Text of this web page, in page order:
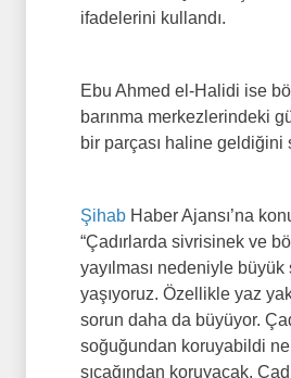
ifadelerini kullandı.
Ebu Ahmed el-Halidi ise
barınma merkezlerindeki
bir parçası haline geldiğini
Şihab Haber Ajansı’na
“Çadırlarda sivrisinek ve
yayılması nedeniyle büyük
yaşıyoruz. Özellikle yaz
sorun daha da büyüyor.
soğuğundan koruyabildi ne
sıcağından koruyacak.